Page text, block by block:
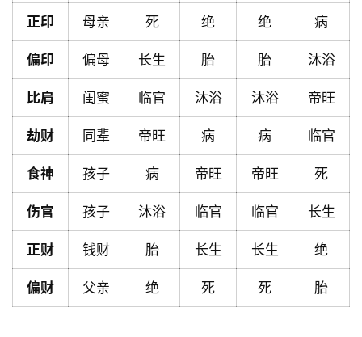
页
黄
历
命
理
登录 注册
正印 母亲 死 绝 绝 病
偏印 偏母 长生 胎 胎 沐浴
比肩 闺蜜 临官 沐浴 沐浴 帝旺
劫财 同辈 帝旺 病 病 临官
食神 孩子 病 帝旺 帝旺 死
伤官 孩子 沐浴 临官 临官 长生
正财 钱财 胎 长生 长生 绝
偏财 父亲 绝 死 死 胎